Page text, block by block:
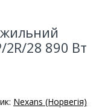
2R/28 890 Вт
Nexans (Норвегія)